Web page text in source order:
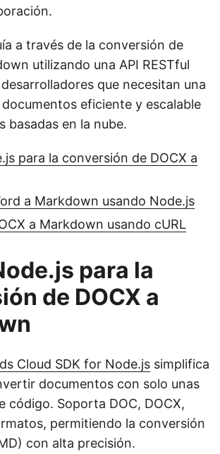
a través de la conversión de
utilizando una API RESTful
que necesitan una
eficiente y escalable
basadas en la nube.
para la conversión de DOCX a
a Markdown usando Node.js
a Markdown usando cURL
para la
de DOCX a
Cloud SDK for Node.js simplifica
documentos con solo unas
código. Soporta DOC, DOCX,
permitiendo la conversión
con alta precisión.